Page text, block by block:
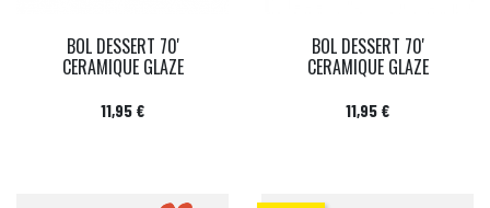
BOL DESSERT 70'
CERAMIQUE GLAZE
Prix
11,95 €
BOL DESSERT 70'
CERAMIQUE GLAZE
Prix
11,95 €